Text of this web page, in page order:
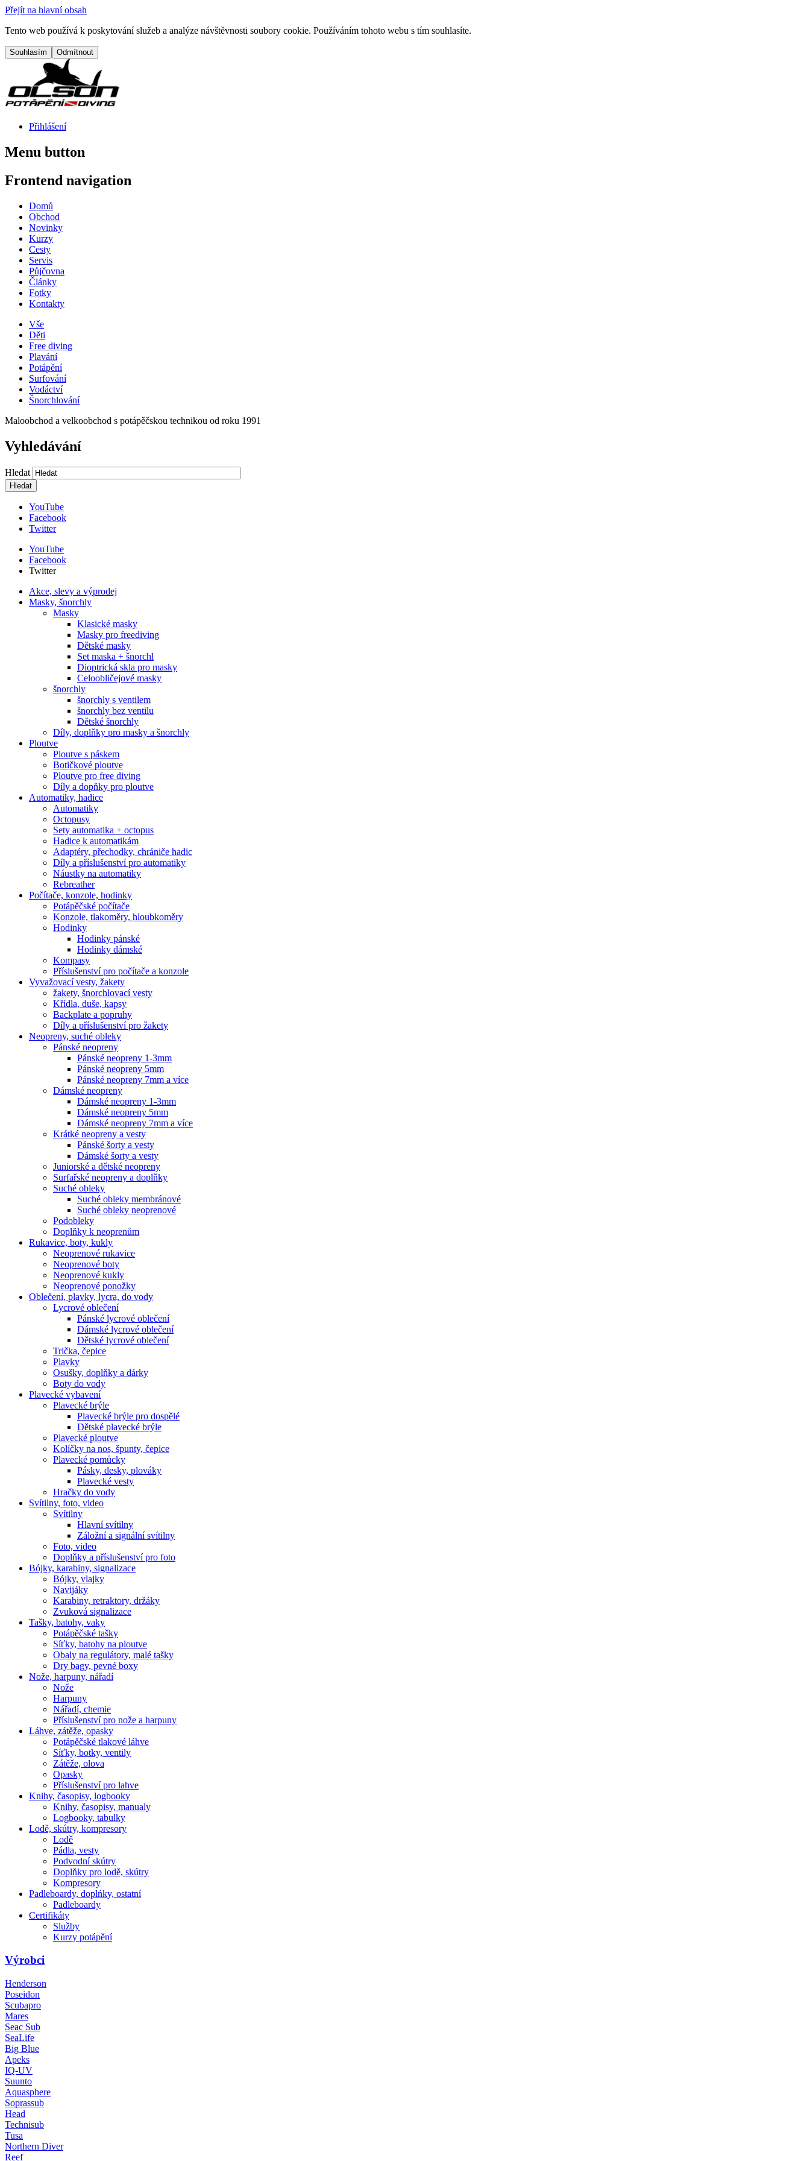
Přejít na hlavní obsah
Tento web používá k poskytování služeb a analýze návštěvnosti soubory cookie. Používáním tohoto webu s tím souhlasíte.
Přihlášení
Menu button
Frontend navigation
Domů
Obchod
Novinky
Kurzy
Cesty
Servis
Půjčovna
Články
Fotky
Kontakty
Vše
Děti
Free diving
Plavání
Potápění
Surfování
Vodáctví
Šnorchlování
Maloobchod a velkoobchod s potápěčskou technikou od roku 1991
Vyhledávání
Hledat
YouTube
Facebook
Twitter
YouTube
Facebook
Twitter
Akce, slevy a výprodej
Masky, šnorchly
Masky
Klasické masky
Masky pro freediving
Dětské masky
Set maska + šnorchl
Dioptrická skla pro masky
Celoobličejové masky
šnorchly
šnorchly s ventilem
šnorchly bez ventilu
Dětské šnorchly
Díly, doplňky pro masky a šnorchly
Ploutve
Ploutve s páskem
Botičkové ploutve
Ploutve pro free diving
Díly a dopňky pro ploutve
Automatiky, hadice
Automatiky
Octopusy
Sety automatika + octopus
Hadice k automatikám
Adaptéry, přechodky, chrániče hadic
Díly a příslušenství pro automatiky
Náustky na automatiky
Rebreather
Počítače, konzole, hodinky
Potápěčské počítače
Konzole, tlakoměry, hloubkoměry
Hodinky
Hodinky pánské
Hodinky dámské
Kompasy
Příslušenství pro počítače a konzole
Vyvažovací vesty, žakety
žakety, šnorchlovací vesty
Křídla, duše, kapsy
Backplate a popruhy
Díly a příslušenství pro žakety
Neopreny, suché obleky
Pánské neopreny
Pánské neopreny 1-3mm
Pánské neopreny 5mm
Pánské neopreny 7mm a více
Dámské neopreny
Dámské neopreny 1-3mm
Dámské neopreny 5mm
Dámské neopreny 7mm a více
Krátké neopreny a vesty
Pánské šorty a vesty
Dámské šorty a vesty
Juniorské a dětské neopreny
Surfařské neopreny a doplňky
Suché obleky
Suché obleky membránové
Suché obleky neoprenové
Podobleky
Doplňky k neoprenům
Rukavice, boty, kukly
Neoprenové rukavice
Neoprenové boty
Neoprenové kukly
Neoprenové ponožky
Oblečení, plavky, lycra, do vody
Lycrové oblečení
Pánské lycrové oblečení
Dámské lycrové oblečení
Dětské lycrové oblečení
Trička, čepice
Plavky
Osušky, doplňky a dárky
Boty do vody
Plavecké vybavení
Plavecké brýle
Plavecké brýle pro dospělé
Dětské plavecké brýle
Plavecké ploutve
Kolíčky na nos, špunty, čepice
Plavecké pomůcky
Pásky, desky, plováky
Plavecké vesty
Hračky do vody
Svítilny, foto, video
Svítilny
Hlavní svítilny
Záložní a signální svítilny
Foto, video
Doplňky a příslušenství pro foto
Bójky, karabiny, signalizace
Bójky, vlajky
Navijáky
Karabiny, retraktory, držáky
Zvuková signalizace
Tašky, batohy, vaky
Potápěčské tašky
Síťky, batohy na ploutve
Obaly na regulátory, malé tašky
Dry bagy, pevné boxy
Nože, harpuny, nářadí
Nože
Harpuny
Nářadí, chemie
Příslušenství pro nože a harpuny
Láhve, zátěže, opasky
Potápěčské tlakové láhve
Síťky, botky, ventily
Zátěže, olova
Opasky
Příslušenství pro lahve
Knihy, časopisy, logbooky
Knihy, časopisy, manualy
Logbooky, tabulky
Lodě, skútry, kompresory
Lodě
Pádla, vesty
Podvodní skútry
Doplňky pro lodě, skútry
Kompresory
Padleboardy, doplńky, ostatní
Padleboardy
Certifikáty
Služby
Kurzy potápění
Výrobci
Henderson
Poseidon
Scubapro
Mares
Seac Sub
SeaLife
Big Blue
Apeks
IQ-UV
Suunto
Aquasphere
Soprassub
Head
Technisub
Tusa
Northern Diver
Reef